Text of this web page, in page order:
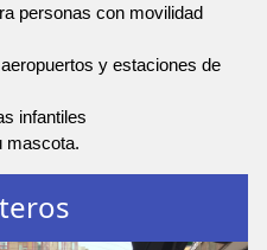
personas con movilidad
y estaciones de
infantiles
mascota.